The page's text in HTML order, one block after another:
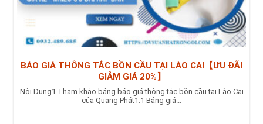
BÁO GIÁ THÔNG TẮC BỒN CẦU TẠI LÀO CAI【ƯU ĐÃI
GIẢM GIÁ 20%】
Nội Dung1 Tham khảo bảng báo giá thông tắc bồn cầu tại Lào Cai
của Quang Phát1.1 Bảng giá...